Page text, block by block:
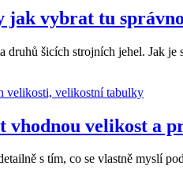
jak vybrat tu
druhů šicích strojních jehel. Jak
velikost a
s tím, co se vlastně myslí